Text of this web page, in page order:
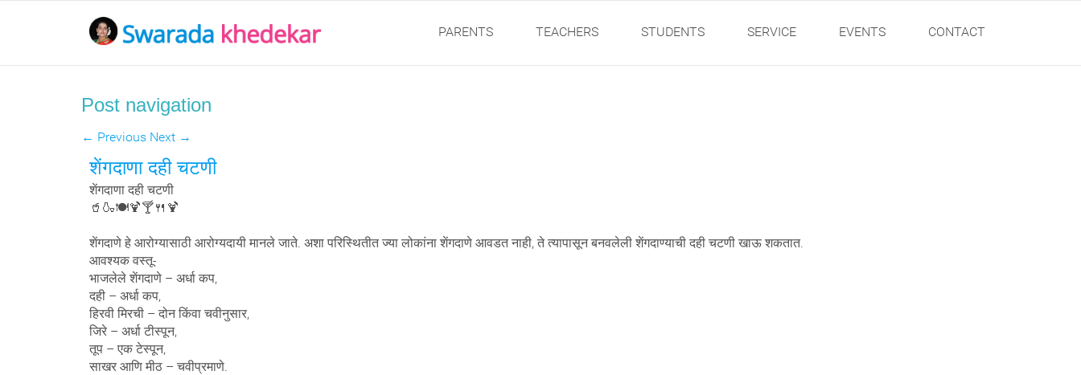
PARENTS TEACHERS STUDENTS SERVICE EVENTS CONTACT
Post navigation
← Previous Next →
शेंगदाणा दही चटणी
शेंगदाणा दही चटणी
🥤🍶🍽️🍹🍸🍴🍹
शेंगदाणे हे आरोग्यासाठी आरोग्यदायी मानले जाते. अशा परिस्थितीत ज्या लोकांना शेंगदाणे आवडत नाही, ते त्यापासून बनवलेली शेंगदाण्याची दही चटणी खाऊ शकतात.
आवश्यक वस्तू-
भाजलेले शेंगदाणे – अर्धा कप,
दही – अर्धा कप,
हिरवी मिरची – दोन किंवा चवीनुसार,
जिरे – अर्धा टीस्पून,
तूप – एक टेस्पून,
साखर आणि मीठ – चवीप्रमाणे.